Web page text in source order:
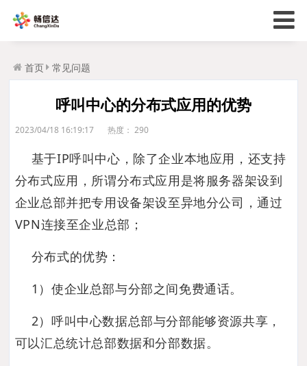
首页 常见问题
呼叫中心的分布式应用的优势
2023/04/18 16:19:17 热度： 290
基于IP呼叫中心，除了企业本地应用，还支持
分布式应用，所谓分布式应用是将服务器架设到
企业总部并把专用设备架设至异地分公司，通过
VPN连接至企业总部；
分布式的优势：
1）使企业总部与分部之间免费通话。
2）呼叫中心数据总部与分部能够资源共享，
可以汇总统计总部数据和分部数据。